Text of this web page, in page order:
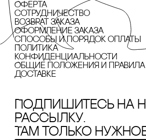
Оферта
сотрудничество
Возврат заказа
Оформление заказа
cпособы и порядок оплаты
Политика
конфиденциальности
Общие положения и
доставке
Подпишитесь на
рассылку.
Там только